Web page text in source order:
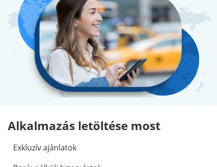
Alkalmazás letöltése most
Exkluzív ajánlatok